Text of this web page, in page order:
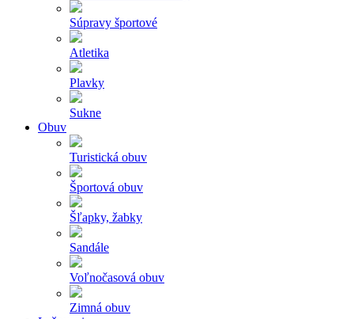
Súpravy športové
Atletika
Plavky
Sukne
Obuv
Turistická obuv
Športová obuv
Šľapky, žabky
Sandále
Voľnočasová obuv
Zimná obuv